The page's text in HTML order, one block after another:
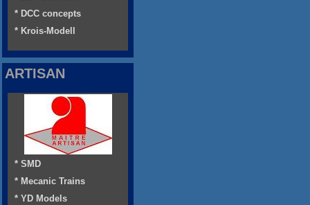
* DCC concepts
* Krois-Modell
ARTISAN
* SMD
* Mecanic Trains
* YD Models